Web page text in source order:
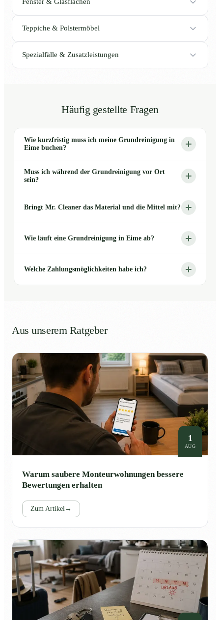
Fenster & Glasflächen
Teppiche & Polstermöbel
Spezialfälle & Zusatzleistungen
Häufig gestellte Fragen
Wie kurzfristig muss ich meine Grundreinigung in
Eime buchen?
Muss ich während der Grundreinigung vor Ort
sein?
Bringt Mr. Cleaner das Material und die Mittel mit?
Wie läuft eine Grundreinigung in Eime ab?
Welche Zahlungsmöglichkeiten habe ich?
Aus unserem Ratgeber
1
AUG
Warum saubere Monteurwohnungen bessere
Bewertungen erhalten
Zum Artikel →